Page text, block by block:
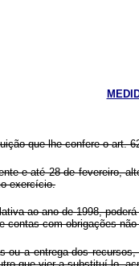
que lhe confere o art.
e até 28 de fevereiro,
exercício.
ao ano de 1998,
contas com obrigações
a entrega dos